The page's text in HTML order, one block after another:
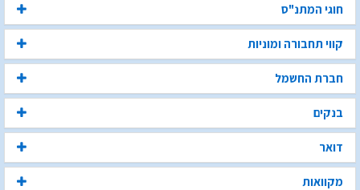
חוגי המתנ"ס
קווי תחבורה ומוניות
חברת החשמל
בנקים
דואר
מקוואות